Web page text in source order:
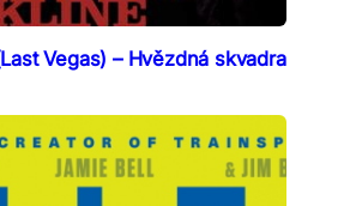
Vegas) – Hvězdná skvadra